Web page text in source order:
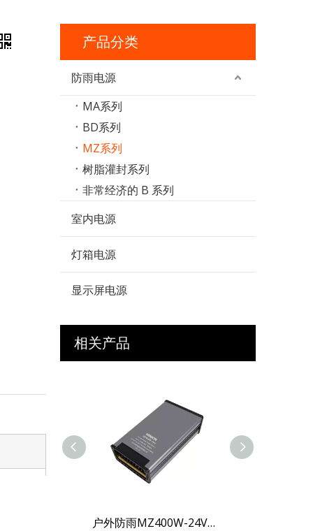
产品分类
防雨电源
MA系列
BD系列
MZ系列
树脂灌封系列
非常经济的 B 系列
室内电源
灯箱电源
显示屏电源
相关产品
户外防雨MZ400W-24V高效电源